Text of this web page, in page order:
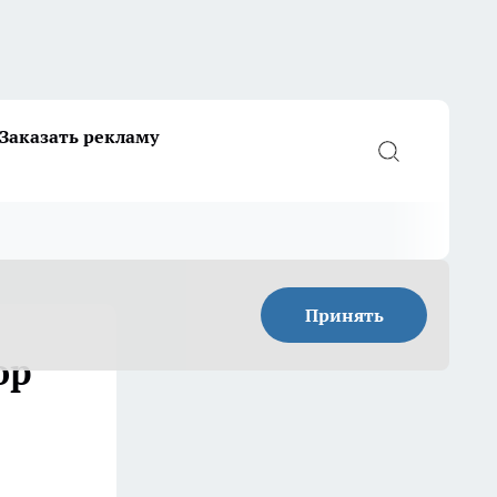
Заказать рекламу
Принять